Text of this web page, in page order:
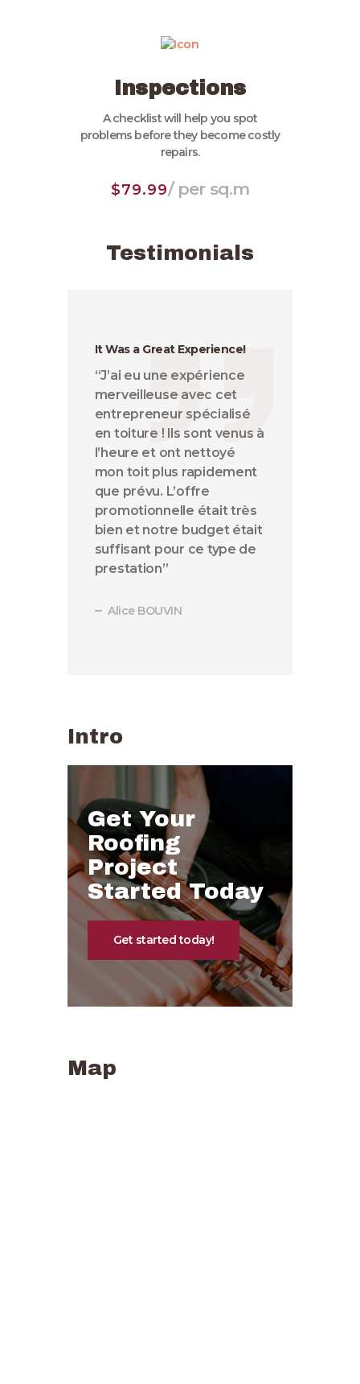
Inspections
A checklist will help you spot
problems before they become costly
repairs.
$79.99/ per sq.m
Testimonials
It Was a Great Experience!
“J’ai eu une expérience
merveilleuse avec cet
entrepreneur spécialisé
en toiture ! Ils sont venus à
l’heure et ont nettoyé
mon toit plus rapidement
que prévu. L’offre
promotionnelle était très
bien et notre budget était
suffisant pour ce type de
prestation”
Alice BOUVIN
Intro
Get Your
Roofing
Project
Started Today
Get started today!
Map